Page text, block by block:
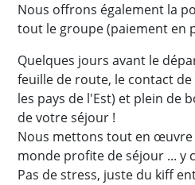
Nous offrons également la
tout le groupe (paiement en
Quelques jours avant le
feuille de route, le contact
les pays de l'Est) et plein de
de votre séjour !
Nous mettons tout en
monde profite de séjour ... y
Pas de stress, juste du kiff